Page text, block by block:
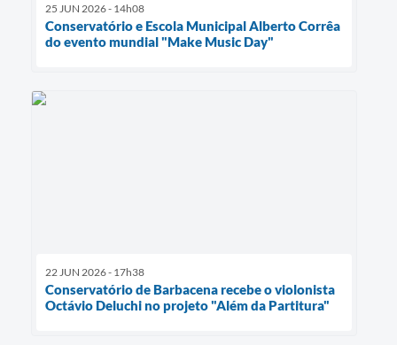
25 JUN 2026 - 14h08
Conservatório e Escola Municipal Alberto Corrêa
do evento mundial "Make Music Day"
22 JUN 2026 - 17h38
Conservatório de Barbacena recebe o violonista
Octávio Deluchi no projeto "Além da Partitura"